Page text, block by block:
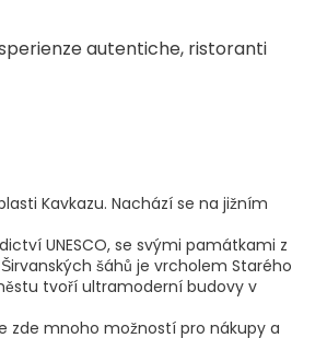
autentiche, ristoranti
Kavkazu. Nachází se na jižním
UNESCO, se svými památkami z
šáhů je vrcholem Starého
tvoří ultramoderní budovy v
zde mnoho možností pro nákupy a